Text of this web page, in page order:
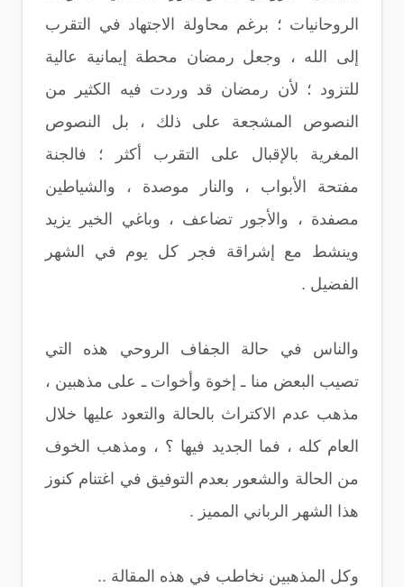
الروحانيات ؛ برغم محاولة الاجتهاد في التقرب
إلى الله ، وجعل رمضان محطة إيمانية عالية
للتزود ؛ لأن رمضان قد وردت فيه الكثير من
النصوص المشجعة على ذلك ، بل النصوص
المغرية بالإقبال على التقرب أكثر ؛ فالجنة
مفتحة الأبواب ، والنار موصدة ، والشياطين
مصفدة ، والأجور تضاعف ، وباغي الخير يزيد
وينشط مع إشراقة فجر كل يوم في الشهر
الفضيل .
والناس في حالة الجفاف الروحي هذه التي
تصيب البعض منا ـ إخوة وأخوات ـ على مذهبين ،
مذهب عدم الاكتراث بالحالة والتعود عليها خلال
العام كله ، فما الجديد فيها ؟ ، ومذهب الخوف
من الحالة والشعور بعدم التوفيق في اغتنام كنوز
هذا الشهر الرباني المميز .
وكل المذهبين نخاطب في هذه المقالة ..